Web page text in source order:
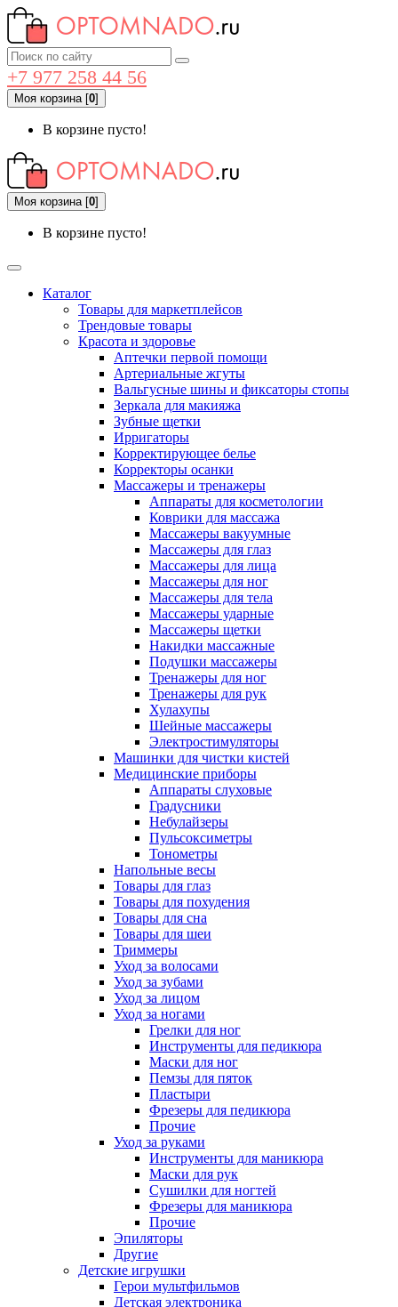
+7 977 258 44 56
Моя корзина[0]
В корзине пусто!
Моя корзина[0]
В корзине пусто!
Каталог
Товары для маркетплейсов
Трендовые товары
Красота и здоровье
Аптечки первой помощи
Артериальные жгуты
Вальгусные шины и фиксаторы стопы
Зеркала для макияжа
Зубные щетки
Ирригаторы
Корректирующее белье
Корректоры осанки
Массажеры и тренажеры
Аппараты для косметологии
Коврики для массажа
Массажеры вакуумные
Массажеры для глаз
Массажеры для лица
Массажеры для ног
Массажеры для тела
Массажеры ударные
Массажеры щетки
Накидки массажные
Подушки массажеры
Тренажеры для ног
Тренажеры для рук
Хулахупы
Шейные массажеры
Электростимуляторы
Машинки для чистки кистей
Медицинские приборы
Аппараты слуховые
Градусники
Небулайзеры
Пульсоксиметры
Тонометры
Напольные весы
Товары для глаз
Товары для похудения
Товары для сна
Товары для шеи
Триммеры
Уход за волосами
Уход за зубами
Уход за лицом
Уход за ногами
Грелки для ног
Инструменты для педикюра
Маски для ног
Пемзы для пяток
Пластыри
Фрезеры для педикюра
Прочие
Уход за руками
Инструменты для маникюра
Маски для рук
Сушилки для ногтей
Фрезеры для маникюра
Прочие
Эпиляторы
Другие
Детские игрушки
Герои мультфильмов
Детская электроника